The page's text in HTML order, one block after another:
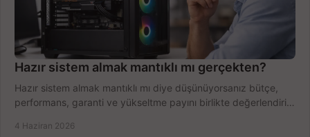
Hazır sistem almak mantıklı mı gerçekten?
Hazır sistem almak mantıklı mı diye düşünüyorsanız bütçe,
performans, garanti ve yükseltme payını birlikte değerlendirin,
4 Haziran 2026